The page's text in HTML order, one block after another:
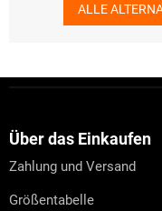
ALLE
Über das Einkaufen
Zahlung und Versand
Größentabelle